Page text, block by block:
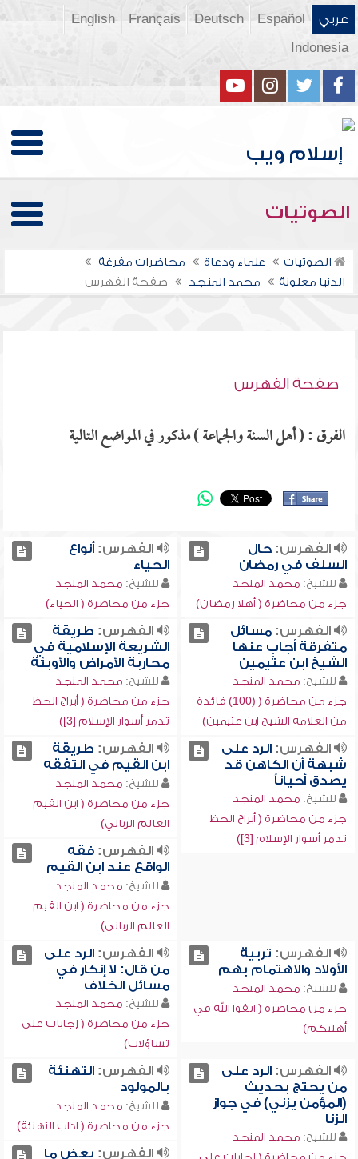
عربي Español
Deutsch
Français
English
Indonesia
الصوتيات
الصوتيات علماء ودعاة
محاضرات مفرغة
الدنيا معلونة
محمد المنجد صفحة الفهرس
صفحة الفهرس
الفرق : ( أهل السنة والجماعة ) مذكور في المواضع التالية
الفهرس:حال
السلف في رمضان
للشيخ: محمد المنجد
جزء من محاضرة ( أهلا رمضان)
الفهرس:أنواع
الحياء
للشيخ: محمد المنجد
جزء من محاضرة ( الحياء)
الفهرس:مسائل
متفرقة أجاب عنها
الشيخ ابن عثيمين
للشيخ: محمد المنجد
جزء من محاضرة ( (100) فائدة
من العلامة الشيخ ابن عثيمين)
الفهرس: طريقة
الشريعة الإسلامية في
محاربة الأمراض والأوبئة
للشيخ: محمد المنجد
جزء من محاضرة ( أبراج الحظ
تدمر أسوار الإسلام [3])
الفهرس:الرد على
شبهة أن الكاهن قد
يصدق أحياناً
للشيخ: محمد المنجد
جزء من محاضرة ( أبراج الحظ
تدمر أسوار الإسلام [3])
الفهرس: طريقة
ابن القيم في التفقه
للشيخ: محمد المنجد
جزء من محاضرة ( ابن القيم
العالم الرباني)
الفهرس:فقه
الواقع عند ابن القيم
للشيخ: محمد المنجد
جزء من محاضرة ( ابن القيم
العالم الرباني)
الفهرس: تربية
الأولاد والاهتمام بهم
للشيخ: محمد المنجد
جزء من محاضرة ( اتقوا الله في
أهليكم)
الفهرس:الرد على
من قال: لا إنكار في
مسائل الخلاف
للشيخ: محمد المنجد
جزء من محاضرة ( إجابات على
تساؤلات)
الفهرس:الرد على
من يحتج بحديث
(المؤمن يزني) في جواز
الزنا
للشيخ: محمد المنجد
الفهرس:التهنئة
بالمولود
للشيخ: محمد المنجد
جزء من محاضرة ( آداب التهنئة)
الفهرس: بعض ما